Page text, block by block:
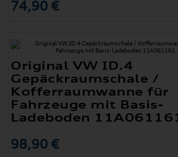
74,90 €
Original VW ID.4
Gepäckraumschale /
Kofferraumwanne für
Fahrzeuge mit Basis-
Ladeboden
98,90 €